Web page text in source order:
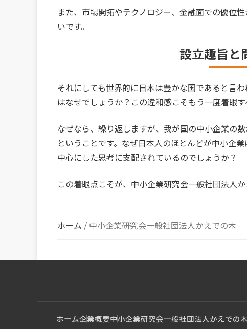
また、市場開拓やテクノロジー、金融面での優位
いです。
設立趣旨と
それにしても世界的に日本は豊かな国であると言
はなぜでしょうか？この違和感こそもう一度着眼す
なぜなら、繰り返しますが、我が国の中小企業の
ということです。なぜ日本人のほとんどが中小企
中心にした思考に支配されているのでしょうか？
この着眼点こそが、中小企業研究会一般社団法人か
ホーム / 中小企業研究会一般社団法人かえでの木
ホーム企業概要中小企業研究会一般社団法人かえでの木